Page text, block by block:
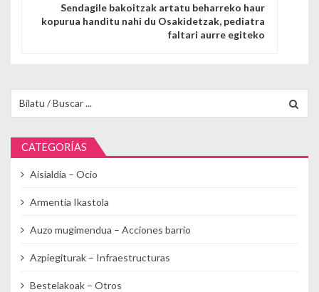
Sendagile bakoitzak artatu beharreko haur
kopurua handitu nahi du Osakidetzak, pediatra
faltari aurre egiteko
CATEGORÍAS
Aisialdia – Ocio
Armentia Ikastola
Auzo mugimendua – Acciones barrio
Azpiegiturak – Infraestructuras
Bestelakoak – Otros